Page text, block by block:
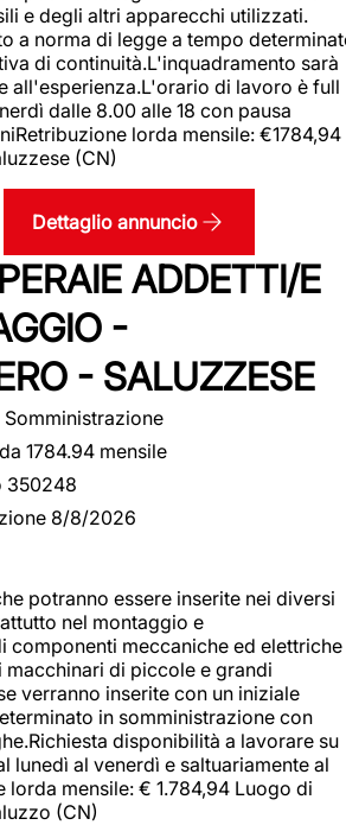
e degli altri apparecchi utilizzati.
a norma di legge a tempo
di continuità.L'inquadramento sarà
all'esperienza.L'orario di lavoro è full
dalle 8.00 alle 18 con pausa
lorda mensile: €1784,94
(CN)
Dettaglio annuncio
ADDETTI/E
-
- SALUZZESE
Somministrazione
1784.94 mensile
350248
8/8/2026
potranno essere inserite nei diversi
nel montaggio e
componenti meccaniche ed elettriche
di piccole e grandi
verranno inserite con un iniziale
in somministrazione con
disponibilità a lavorare su
lunedì al venerdì e saltuariamente al
lorda mensile: € 1.784,94 Luogo di
(CN)